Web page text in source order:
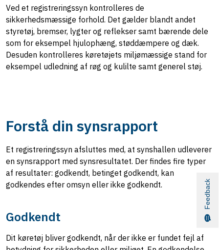
Ved et registreringssyn kontrolleres de
sikkerhedsmæssige forhold. Det gælder blandt andet
styretøj, bremser, lygter og reflekser samt bærende dele
som for eksempel hjulophæng, støddæmpere og dæk.
Desuden kontrolleres køretøjets miljømæssige stand for
eksempel udledning af røg og kulilte samt generel støj.
Forstå din synsrapport
Et registreringssyn afsluttes med, at synshallen udleverer
en synsrapport med synsresultatet. Der findes fire typer
af resultater: godkendt, betinget godkendt, kan
godkendes efter omsyn eller ikke godkendt.
Godkendt
Dit køretøj bliver godkendt, når der ikke er fundet fejl af
Feedback